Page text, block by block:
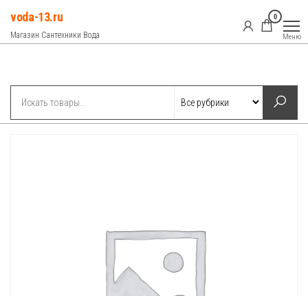
Перейти
содержимому
voda-13.ru
Магазин Сантехники Вода
0
Меню